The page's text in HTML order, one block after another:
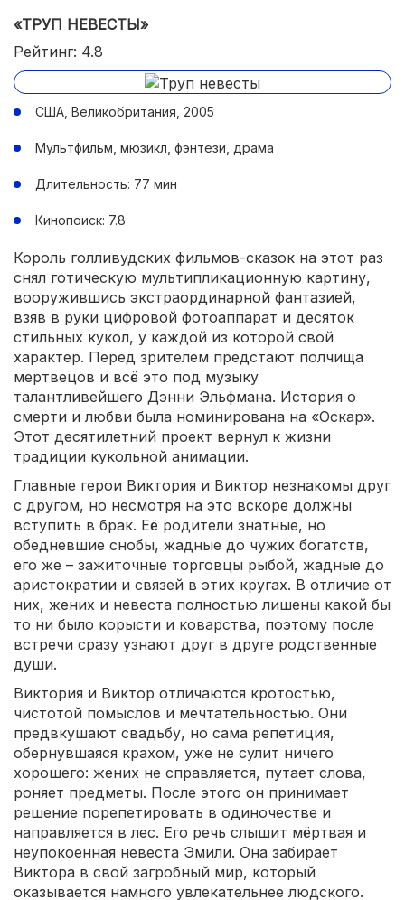
«ТРУП НЕВЕСТЫ»
Рейтинг: 4.8
США, Великобритания, 2005
Мультфильм, мюзикл, фэнтези, драма
Длительность: 77 мин
Кинопоиск: 7.8
Король голливудских фильмов-сказок на этот раз
снял готическую мультипликационную картину,
вооружившись экстраординарной фантазией,
взяв в руки цифровой фотоаппарат и десяток
стильных кукол, у каждой из которой свой
характер. Перед зрителем предстают полчища
мертвецов и всё это под музыку
талантливейшего Дэнни Эльфмана. История о
смерти и любви была номинирована на «Оскар».
Этот десятилетний проект вернул к жизни
традиции кукольной анимации.
Главные герои Виктория и Виктор незнакомы друг
с другом, но несмотря на это вскоре должны
вступить в брак. Её родители знатные, но
обедневшие снобы, жадные до чужих богатств,
его же – зажиточные торговцы рыбой, жадные до
аристократии и связей в этих кругах. В отличие от
них, жених и невеста полностью лишены какой бы
то ни было корысти и коварства, поэтому после
встречи сразу узнают друг в друге родственные
души.
Виктория и Виктор отличаются кротостью,
чистотой помыслов и мечтательностью. Они
предвкушают свадьбу, но сама репетиция,
обернувшаяся крахом, уже не сулит ничего
хорошего: жених не справляется, путает слова,
роняет предметы. После этого он принимает
решение порепетировать в одиночестве и
направляется в лес. Его речь слышит мёртвая и
неупокоенная невеста Эмили. Она забирает
Виктора в свой загробный мир, который
оказывается намного увлекательнее людского.